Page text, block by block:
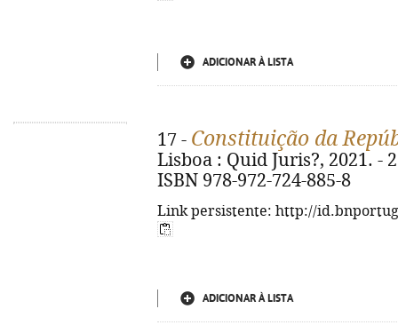
ADICIONAR À LISTA
17 - Constituição da
Lisboa : Quid Juris?, 2021. -
ISBN 978-972-724-885-8
Link persistente: http://
ADICIONAR À LISTA